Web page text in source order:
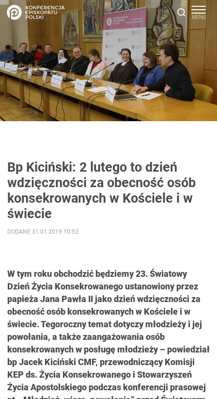
Bp Kiciński: 2 lutego to dzień
wdzięczności za obecność osób
konsekrowanych w Kościele i w
świecie
W tym roku obchodzić będziemy 23. Światowy
Dzień Życia Konsekrowanego ustanowiony przez
papieża Jana Pawła II jako dzień wdzięczności za
obecność osób konsekrowanych w Kościele i w
świecie. Tegoroczny temat dotyczy młodzieży i jej
powołania, a także zaangażowania osób
konsekrowanych w posługę młodzieży – powiedział
bp Jacek Kiciński CMF, przewodniczący Komisji
KEP ds. Życia Konsekrowanego i Stowarzyszeń
Życia Apostolskiego podczas konferencji prasowej
DODANE 31.01.2019 10:52